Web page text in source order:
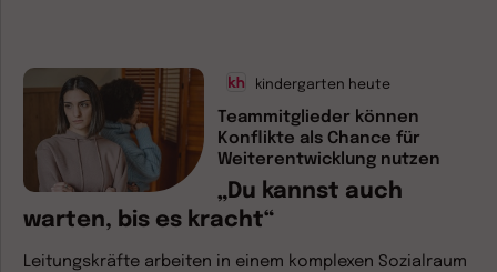
kindergarten heute
Teammitglieder können
Konflikte als Chance für
Weiterentwicklung nutzen
„Du kannst auch
warten, bis es kracht“
Leitungskräfte arbeiten in einem komplexen Sozialraum